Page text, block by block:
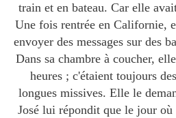
train et en bateau. Car elle
Une fois rentrée en Californie,
envoyer des messages sur des
Dans sa chambre à coucher,
heures ; c'étaient toujours
longues missives. Elle le
José lui répondit que le jour